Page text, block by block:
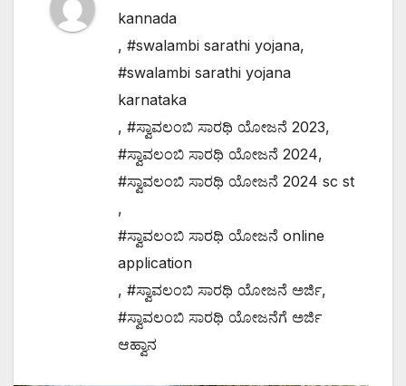
kannada
, #swalambi sarathi yojana,
#swalambi sarathi yojana
karnataka
, #ಸ್ವಾವಲಂಬಿ ಸಾರಥಿ ಯೋಜನೆ 2023,
#ಸ್ವಾವಲಂಬಿ ಸಾರಥಿ ಯೋಜನೆ 2024,
#ಸ್ವಾವಲಂಬಿ ಸಾರಥಿ ಯೋಜನೆ 2024 sc st
,
#ಸ್ವಾವಲಂಬಿ ಸಾರಥಿ ಯೋಜನೆ online
application
, #ಸ್ವಾವಲಂಬಿ ಸಾರಥಿ ಯೋಜನೆ ಅರ್ಜಿ,
#ಸ್ವಾವಲಂಬಿ ಸಾರಥಿ ಯೋಜನೆಗೆ ಅರ್ಜಿ
ಆಹ್ವಾನ